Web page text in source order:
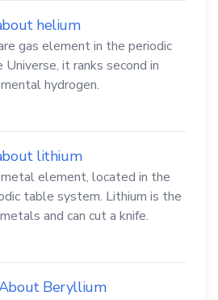
helium
gas element in the periodic
it ranks second in
hydrogen.
lithium
element, located in the
table system. Lithium is the
and can cut a knife.
Beryllium